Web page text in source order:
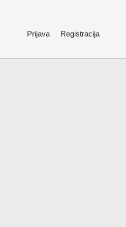
Prijava Registracija